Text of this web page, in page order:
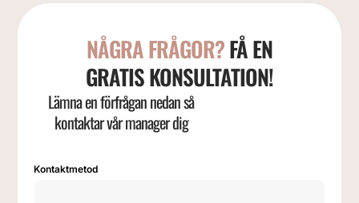
NÅGRA FRÅGOR?FÅ EN
GRATIS KONSULTATION!
Lämna en förfrågan nedan så
kontaktar vår manager dig
Kontaktmetod